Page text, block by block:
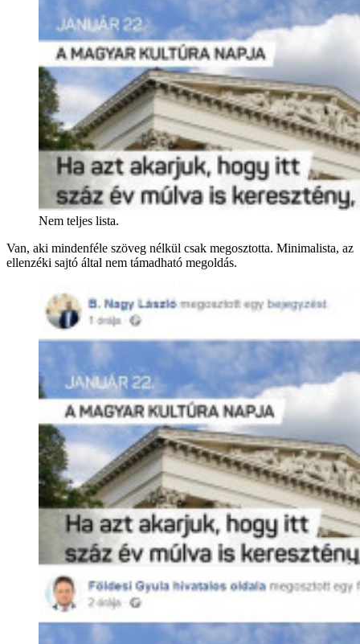
Nem teljes lista.
Van, aki mindenféle szöveg nélkül csak megosztotta. Minimalista, az
ellenzéki sajtó által nem támadható megoldás.